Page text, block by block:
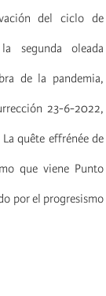
del ciclo de
segunda oleada
de la pandemia,
23-6-2022,
quête effrénée de
que viene Punto
por el progresismo